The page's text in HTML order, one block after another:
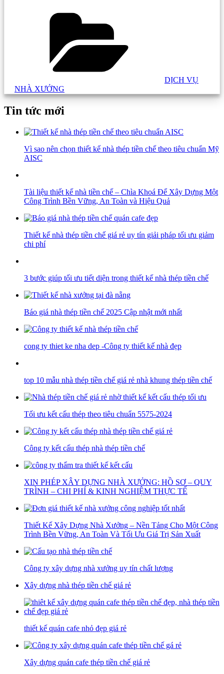
DỊCH VỤ
NHÀ XƯỞNG
Tin tức mới
Vì sao nên chọn thiết kế nhà thép tiền chế theo tiêu chuẩn Mỹ
AISC
Tài liệu thiết kế nhà tiền chế – Chìa Khoá Để Xây Dựng Một
Công Trình Bền Vững, An Toàn và Hiệu Quả
Thiết kế nhà thép tiền chế giá rẻ uy tín giải pháp tối ưu giảm
chi phí
3 bước giúp tối ưu tiết diện trong thiết kế nhà thép tiền chế
Báo giá nhà thép tiền chế 2025 Cập nhật mới nhất
cong ty thiet ke nha dep -Công ty thiết kế nhà đẹp
top 10 mẫu nhà thép tiền chế giá rẻ nhà khung thép tiền chế
Tối ưu kết cấu thép theo tiêu chuẩn 5575-2024
Công ty kết cấu thép nhà thép tiền chế
XIN PHÉP XÂY DỰNG NHÀ XƯỞNG: HỒ SƠ – QUY
TRÌNH – CHI PHÍ & KINH NGHIỆM THỰC TẾ
Thiết Kế Xây Dựng Nhà Xưởng – Nền Tảng Cho Một Công
Trình Bền Vững, An Toàn Và Tối Ưu Giá Trị Sản Xuất
Công ty xây dựng nhà xưởng uy tín chất lượng
Xây dựng nhà thép tiền chế giá rẻ
thiết kế quán cafe nhỏ đẹp giá rẻ
Xây dựng quán cafe thép tiền chế giá rẻ